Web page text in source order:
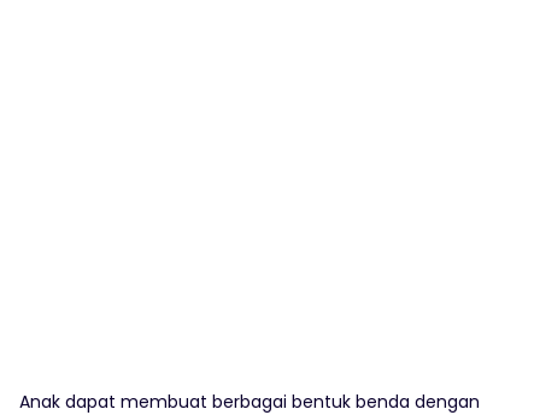
Anak dapat membuat berbagai bentuk benda dengan